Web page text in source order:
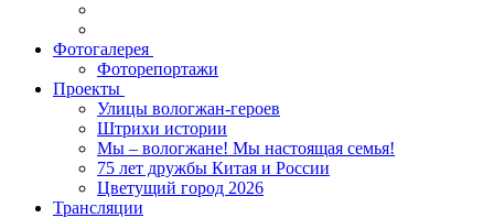
Фотогалерея
Фоторепортажи
Проекты
Улицы вологжан-героев
Штрихи истории
Мы – вологжане! Мы настоящая семья!
75 лет дружбы Китая и России
Цветущий город 2026
Трансляции